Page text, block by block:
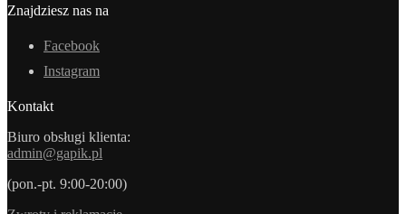
Znajdziesz nas na
Facebook
Instagram
Kontakt
Biuro obsługi klienta:
admin@gapik.pl
(pon.-pt. 9:00-20:00)